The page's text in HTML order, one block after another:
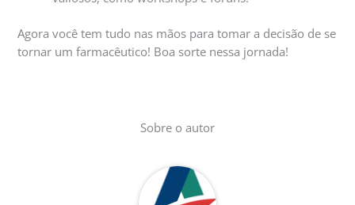
Agora você tem tudo nas mãos para tomar a decisão de se
tornar um farmacêutico! Boa sorte nessa jornada!
Sobre o autor